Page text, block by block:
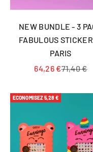
NEW BUNDLE - 3
FABULOUS
PARIS
Prix de vente
64,26 €Prix
71,40 €
ECONOMISEZ 5,28 €